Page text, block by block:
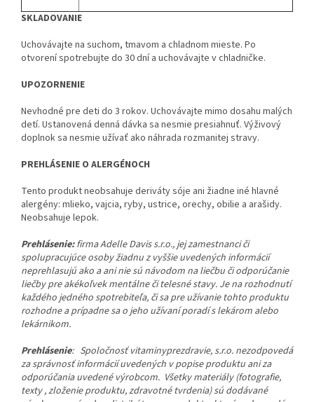
SKLADOVANIE
Uchovávajte na suchom, tmavom a chladnom mieste. Po
otvorení spotrebujte do 30 dní a uchovávajte v chladničke.
UPOZORNENIE
Nevhodné pre deti do 3 rokov. Uchovávajte mimo dosahu malých
detí. Ustanovená denná dávka sa nesmie presiahnuť. Výživový
doplnok sa nesmie užívať ako náhrada rozmanitej stravy.
PREHLÁSENIE O ALERGÉNOCH
Tento produkt neobsahuje deriváty sóje ani žiadne iné hlavné
alergény: mlieko, vajcia, ryby, ustrice, orechy, obilie a arašidy.
Neobsahuje lepok.
Prehlásenie:firma Adelle Davis s.r.o., jej zamestnanci či
spolupracujúce osoby žiadnu z vyššie uvedených informácií
neprehlasujú ako a ani nie sú návodom na liečbu či odporúčanie
liečby pre akékoľvek mentálne či telesné stavy. Je na rozhodnutí
každého jedného spotrebiteľa, či sa pre užívanie tohto produktu
rozhodne a prípadne sa o jeho užívaní poradí s lekárom alebo
lekárnikom.
Prehlásenie: Spoločnosť vitaminyprezdravie, s.r.o. nezodpovedá
za správnosť informácií uvedených v popise produktu ani za
odporúčania uvedené výrobcom. Všetky materiály (fotografie,
texty , zloženie produktu, zdravotné tvrdenia) sú dodávané